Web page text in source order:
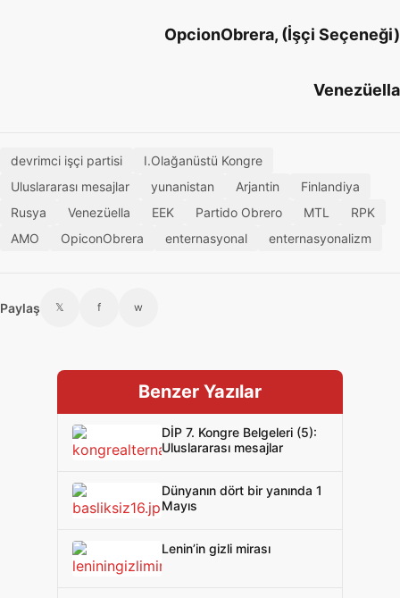
OpcionObrera, (İşçi Seçeneği)
Venezüella
devrimci işçi partisi
I.Olağanüstü Kongre
Uluslararası mesajlar
yunanistan Arjantin
Finlandiya
Rusya
Venezüella EEK Partido Obrero MTL
RPK
AMO
OpiconObrera enternasyonal enternasyonalizm
Paylaş 𝕏 f w
Benzer Yazılar
DİP 7. Kongre Belgeleri (5):
Uluslararası mesajlar
Dünyanın dört bir yanında 1
Mayıs
Lenin’in gizli mirası